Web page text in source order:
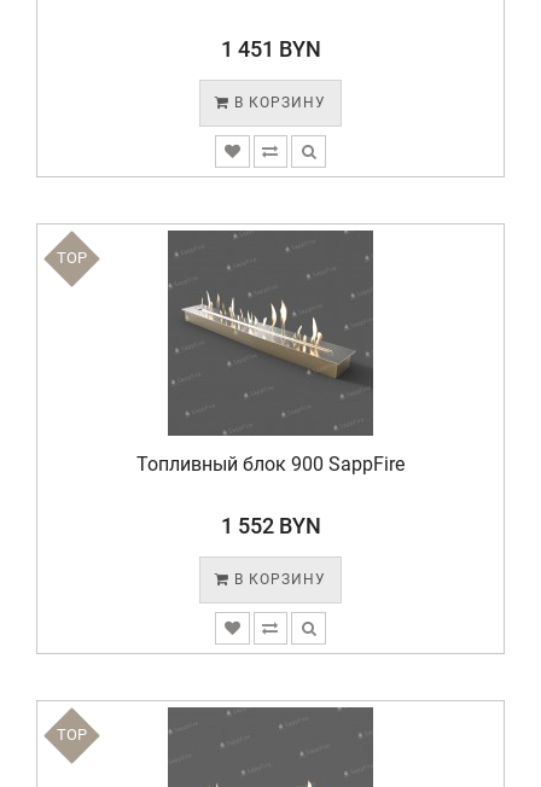
1 451 BYN
В КОРЗИНУ
TOP
Топливный блок 900 SappFire
1 552 BYN
В КОРЗИНУ
TOP